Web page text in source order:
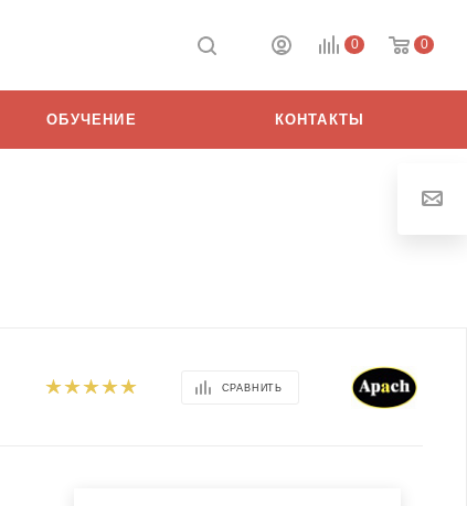
0 0
ОБУЧЕНИЕ КОНТАКТЫ
СРАВНИТЬ